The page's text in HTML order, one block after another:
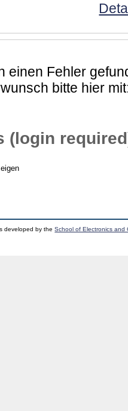
einen Fehler
bitte hier
(login
developed by theSchool of Electronics and